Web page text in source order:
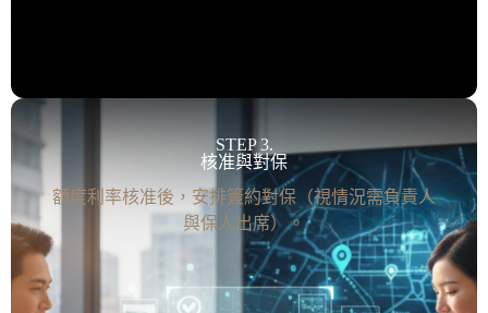
STEP 3.
核准與對保
額度利率核准後，安排簽約對保（視情況需負責人
與保人出席）。